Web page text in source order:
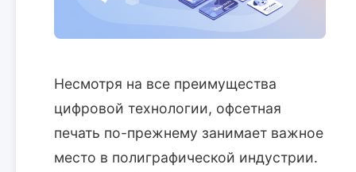
Несмотря на все преимущества
цифровой технологии, офсетная
печать по-прежнему занимает важное
место в полиграфической индустрии.